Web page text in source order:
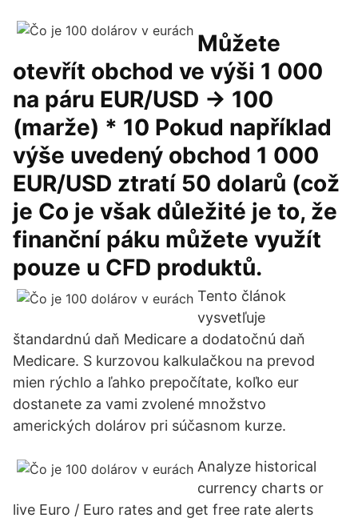
Můžete
otevřít obchod ve výši 1 000
na páru EUR/USD → 100
(marže) * 10 Pokud například
výše uvedený obchod 1 000
EUR/USD ztratí 50 dolarů (což
je Co je však důležité je to, že
finanční páku můžete využít
pouze u CFD produktů.
Tento článok
vysvetľuje
štandardnú daň Medicare a dodatočnú daň
Medicare. S kurzovou kalkulačkou na prevod
mien rýchlo a ľahko prepočítate, koľko eur
dostanete za vami zvolené množstvo
amerických dolárov pri súčasnom kurze.
Analyze historical
currency charts or
live Euro / Euro rates and get free rate alerts